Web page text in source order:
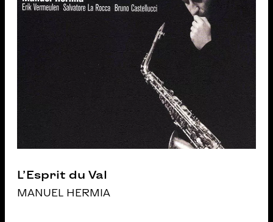
L’Esprit du Val
MANUEL HERMIA